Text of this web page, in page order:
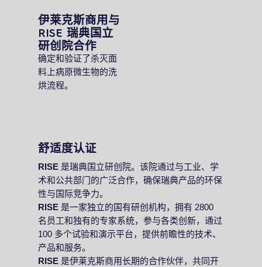
伊莱克斯商用与
RISE 瑞典国立
研创院合作
确定和验证了杀灭面
料上病原微生物的洗
烘流程。
舒适度认证
RISE 是瑞典国立研创院。该院通过与工业、学
术和公共部门的广泛合作，确保瑞典产品的环保
性与国际竞争力。
RISE 是一家独立的国有研创机构，拥有 2800
名员工和独有的专家系统，参与各类创新，通过
100 多个试验和演示平台，提供前瞻性的技术、
产品和服务。
RISE 是伊莱克斯商用长期的合作伙伴，共同开